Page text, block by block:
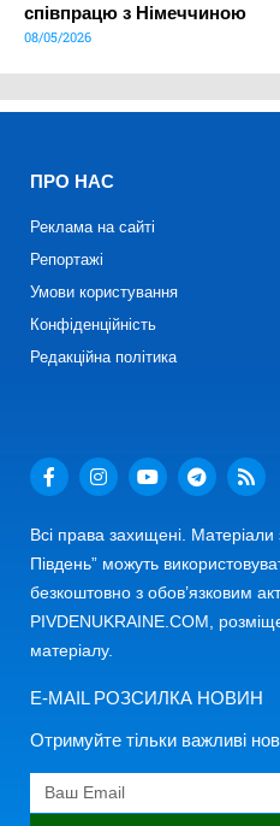
співпрацю з Німеччиною
08/05/2026
ПРО НАС
Реклама на сайті
Репортажі
Умови користування
Конфіденційність
Редакційна політика
Всі права захищені. Матеріали
Південь” можуть
безкоштовно з обов’язковим
PIVDENUKRAINE.COM,
матеріалу.
E-MAIL РОЗСИЛКА НОВИН
Отримуйте тільки важливі